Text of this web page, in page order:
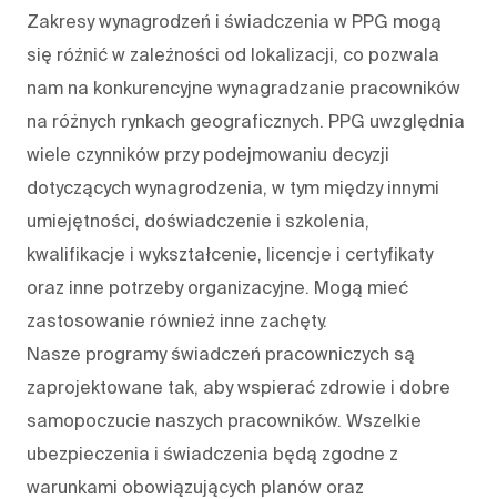
Zakresy wynagrodzeń i świadczenia w PPG mogą
się różnić w zależności od lokalizacji, co pozwala
nam na konkurencyjne wynagradzanie pracowników
na różnych rynkach geograficznych. PPG uwzględnia
wiele czynników przy podejmowaniu decyzji
dotyczących wynagrodzenia, w tym między innymi
umiejętności, doświadczenie i szkolenia,
kwalifikacje i wykształcenie, licencje i certyfikaty
oraz inne potrzeby organizacyjne. Mogą mieć
zastosowanie również inne zachęty.
Nasze programy świadczeń pracowniczych są
zaprojektowane tak, aby wspierać zdrowie i dobre
samopoczucie naszych pracowników. Wszelkie
ubezpieczenia i świadczenia będą zgodne z
warunkami obowiązujących planów oraz